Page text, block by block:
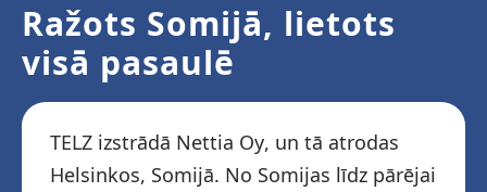
Ražots Somijā, lietots
visā pasaulē
TELZ izstrādā Nettia Oy, un tā atrodas
Helsinkos, Somijā. No Somijas līdz pārējai